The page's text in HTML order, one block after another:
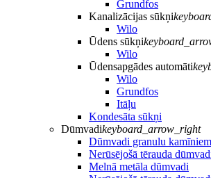
Grundfos
Kanalizācijas sūkņi
Wilo
Ūdens sūkņi
Wilo
Ūdensapgādes automāti
Wilo
Grundfos
Itāļu
Kondesāta sūkņi
Dūmvadikeyboard_arrow_right
Dūmvadi granulu kamīniem
Nerūsējošā tērauda
Melnā metāla dūmvadi